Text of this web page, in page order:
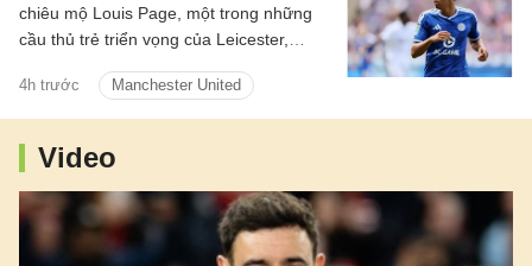
4h trước Manchester United
chiêu mộ Louis Page, một trong những
cầu thủ trẻ triển vọng của Leicester,
Video